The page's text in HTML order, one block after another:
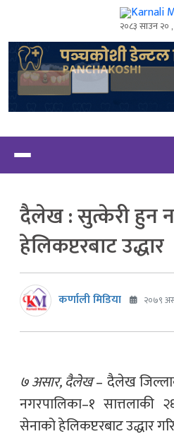
२०८३ साउन २०
दैलेख : सुत्केरी हुन
हेलिकप्टरबाट उद्धार
कर्णाली मिडिया २०७९
७ असार, दैलेख– दैलेख
नगरपालिका–१ सात्तलाकी
सेनाको हेलिकप्टरबाट उद्धार